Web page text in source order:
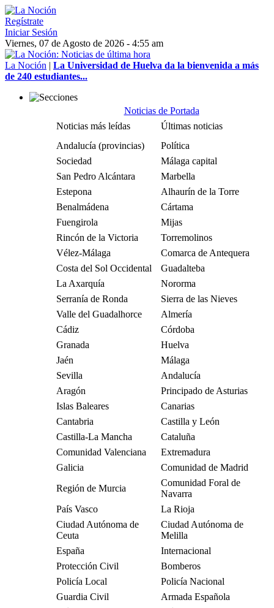
Regístrate
Iniciar Sesión
Viernes, 07 de Agosto de 2026 - 4:55 am
La Noción | La Universidad de Huelva da la bienvenida a más
de 240 estudiantes...
Noticias de Portada
Noticias más leídas
Últimas noticias
Andalucía (provincias)
Política
Sociedad
Málaga capital
San Pedro Alcántara
Marbella
Estepona
Alhaurín de la Torre
Benalmádena
Cártama
Fuengirola
Mijas
Rincón de la Victoria
Torremolinos
Vélez-Málaga
Comarca de Antequera
Costa del Sol Occidental
Guadalteba
La Axarquía
Nororma
Serranía de Ronda
Sierra de las Nieves
Valle del Guadalhorce
Almería
Cádiz
Córdoba
Granada
Huelva
Jaén
Málaga
Sevilla
Andalucía
Aragón
Principado de Asturias
Islas Baleares
Canarias
Cantabria
Castilla y León
Castilla-La Mancha
Cataluña
Comunidad Valenciana
Extremadura
Galicia
Comunidad de Madrid
Región de Murcia
Comunidad Foral de
Navarra
País Vasco
La Rioja
Ciudad Autónoma de
Ceuta
Ciudad Autónoma de
Melilla
España
Internacional
Protección Civil
Bomberos
Policía Local
Policía Nacional
Guardia Civil
Armada Española